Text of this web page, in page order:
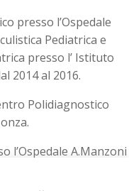
presso l’Ospedale
Pediatrica e
presso l’ Istituto
2014 al 2016.
Polidiagnostico
l’Ospedale A.Manzoni
e retinopatia del pre